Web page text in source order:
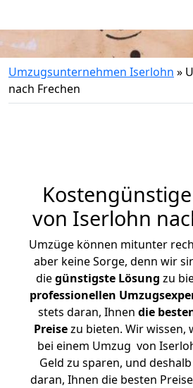
Umzugsunternehmen Iserlohn »
nach Frechen
von Iserlohn
Umzüge können mitunter
aber keine Sorge, denn wir
diegünstigste Lösung zu
professionellen
stets daran, Ihnen die
Preisezu bieten. Wir wissen,
bei einem Umzug von
Geld zu sparen, und
daran, Ihnen die besten